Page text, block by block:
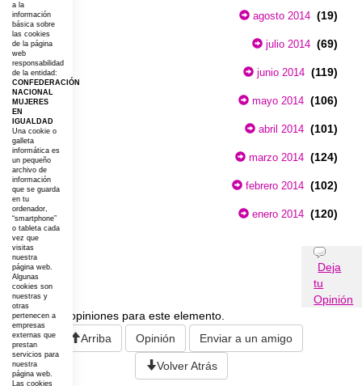
agosto 2014 (19)
julio 2014 (69)
junio 2014 (119)
mayo 2014 (106)
abril 2014 (101)
marzo 2014 (124)
febrero 2014 (102)
enero 2014 (120)
Opiniones
Deja
tu
Opinión
No existen opiniones para este elemento.
Arriba
Opinión Enviar a un amigo
Volver Atrás
a la
información
básica sobre
las cookies
de la página
web
responsabilidad
de la entidad:
CONFEDERACIÓN
NACIONAL
MUJERES
EN
IGUALDAD
Una cookie o
galleta
informática es
un pequeño
archivo de
información
que se guarda
en tu
ordenador,
“smartphone”
o tableta cada
vez que
visitas
nuestra
página web.
Algunas
cookies son
nuestras y
otras
pertenecen a
empresas
externas que
prestan
servicios para
nuestra
página web.
Las cookies